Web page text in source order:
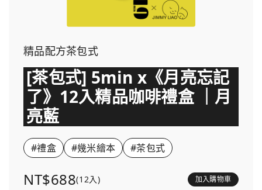
精品配方茶包式
[茶包式] 5min x《月亮忘記
了》12入精品咖啡禮盒 ｜月
亮藍
#禮盒 #幾米繪本 #茶包式
NT$688(12入) 加入購物車